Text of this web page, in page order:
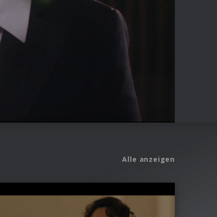
Alle anzeigen